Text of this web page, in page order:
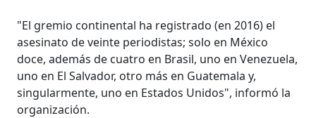
"El gremio continental ha registrado (en 2016) el
asesinato de veinte periodistas; solo en México
doce, además de cuatro en Brasil, uno en Venezuela,
uno en El Salvador, otro más en Guatemala y,
singularmente, uno en Estados Unidos", informó la
organización.